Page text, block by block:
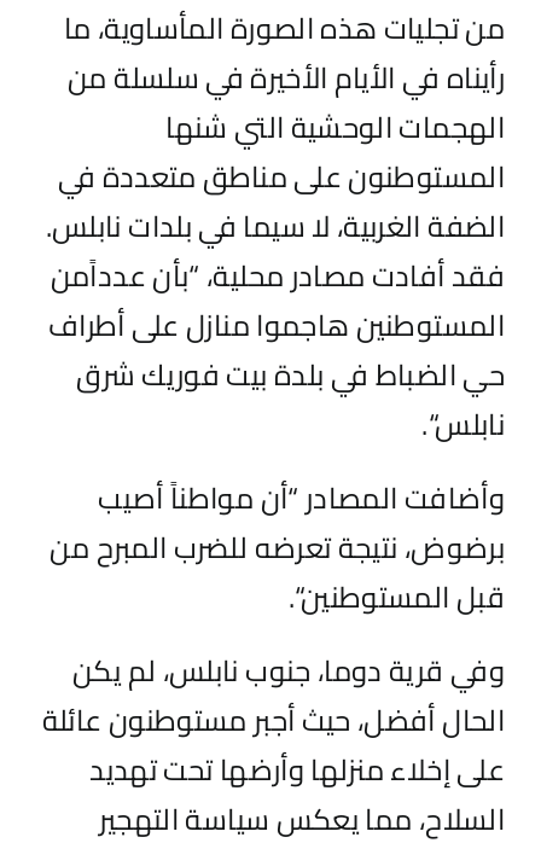
من تجلياتهذه الصورة المأساوية،ما
رأيناه فيالأيام الأخيرة في سلسلة من
الهجمات الوحشية التي شنها
المستوطنون على مناطق متعددة في
الضفة الغربية، لا سيما في بلدات نابلس.
فقدأفادت مصادر محلية،“بأن عدداًمن
المستوطنين هاجموامنازل على أطراف
حي الضباط فيبلدة بيت فوريك شرق
نابلس“
.
وأضافت المصادر“أن مواطناأصيب
برضوض، نتيجة تعرضه للضرب المبرح من
قبل المستوطنين“
.
وفي قرية دوما، جنوب نابلس، لم يكن
الحال أفضل، حيث أجبر مستوطنون عائلة
على إخلاء منزلها وأرضها تحت تهديد
السلاح، مما يعكس سياسة التهجير